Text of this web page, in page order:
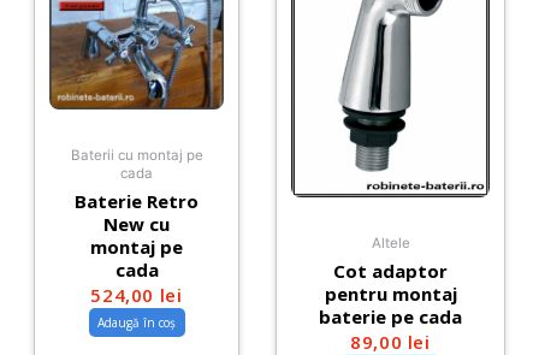
Baterii cu montaj pe
cada
Baterie Retro
New cu
montaj pe
cada
524,00 lei
Adaugă în coș
Altele
Cot adaptor
pentru montaj
baterie pe cada
89,00 lei